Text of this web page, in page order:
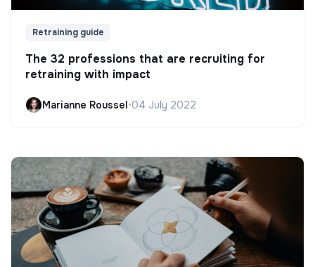
Retraining guide
The 32 professions that are recruiting for
retraining with impact
Marianne Roussel•04 July 2022